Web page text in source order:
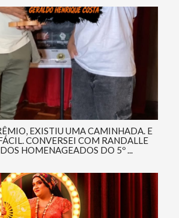
EXISTIU UMA CAMINHADA. E
CONVERSEI COM RANDALLE
HOMENAGEADOS DO 5º ...